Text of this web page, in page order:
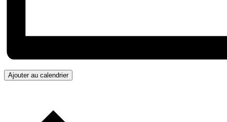
Ajouter au calendrier